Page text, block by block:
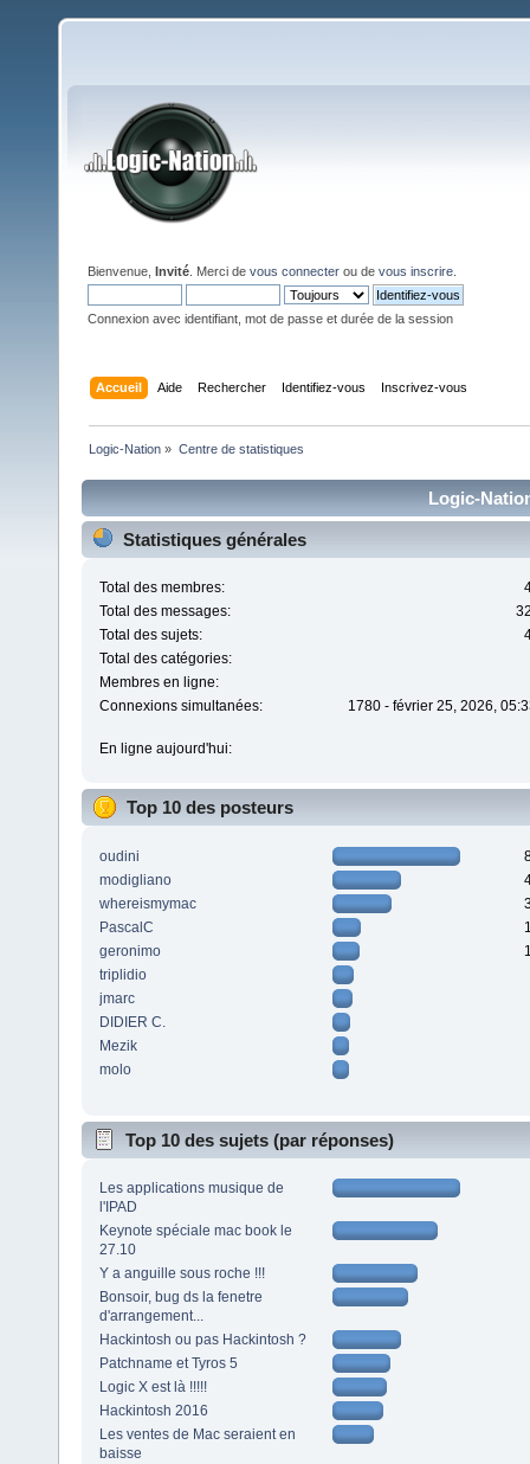
Bienvenue, Invité . Merci de vous connecter ou de vous inscrire
Connexion avec identifiant, mot de passe et durée de la session
Accueil Aide Rechercher Identifiez-vous Inscrivez-vous
Logic-Nation » Centre de statistiques
Logic-
Statistiques générales
Total des membres:
Total des messages:
Total des sujets:
Total des catégories:
Membres en ligne:
Connexions simultanées:
1780 - février 25, 2026,
En ligne aujourd'hui:
Top 10 des posteurs
oudini
modigliano
whereismymac
PascalC
geronimo
triplidio
jmarc
DIDIER C.
Mezik
molo
Top 10 des sujets (par réponses)
Les applications musique de
l'IPAD
Keynote spéciale mac book le
27.10
Y a anguille sous roche !!!
Bonsoir, bug ds la fenetre
d'arrangement...
Hackintosh ou pas Hackintosh ?
Patchname et Tyros 5
Logic X est là !!!!!
Hackintosh 2016
Les ventes de Mac seraient en
baisse